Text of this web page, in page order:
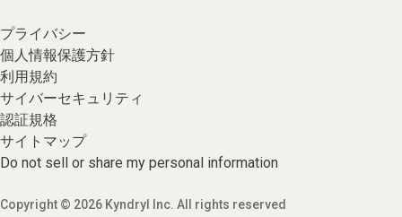
プライバシー
個人情報保護方針
利用規約
サイバーセキュリティ
認証規格
サイトマップ
Do not sell or share my personal information
Copyright © 2026 Kyndryl Inc. All rights reserved